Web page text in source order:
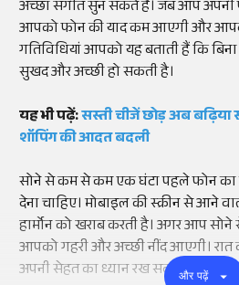
अच्छा संगीत सुन सकते हैं। जब आप अपनी
आपको फोन की याद कम आएगी और
गतिविधियां आपको यह बताती हैं कि
सुखद और अच्छी हो सकती है।
यह भी पढ़ें:सस्ती चीजें छोड़ अब बढ़िया
शॉपिंग की आदत बदली
सोने से कम से कम एक घंटा पहले फोन का
देना चाहिए। मोबाइल की स्क्रीन से आने
हार्मोन को खराब करती है। अगर आप
आपको गहरी और अच्छी नींद आएगी।
अपनी सेहत का ध्यान रख सकते हैं।
और पढ़ें